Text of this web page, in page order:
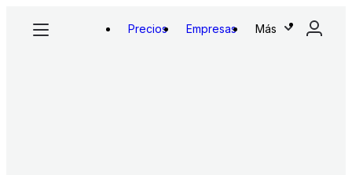
Precios Empresas Más